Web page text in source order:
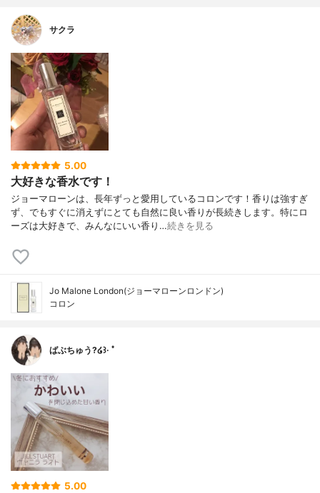
サクラ
5.00
大好きな香水です！
ジョーマローンは、長年ずっと愛用しているコロンです！香りは強すぎ
ず、でもすぐに消えずにとても自然に良い香りが長続きします。特にロ
ーズは大好きで、みんなにいい香り…続きを見る
Jo Malone London(ジョーマローンロンドン)
コロン
ばぶちゅう?໒꒱· ﾟ
5.00